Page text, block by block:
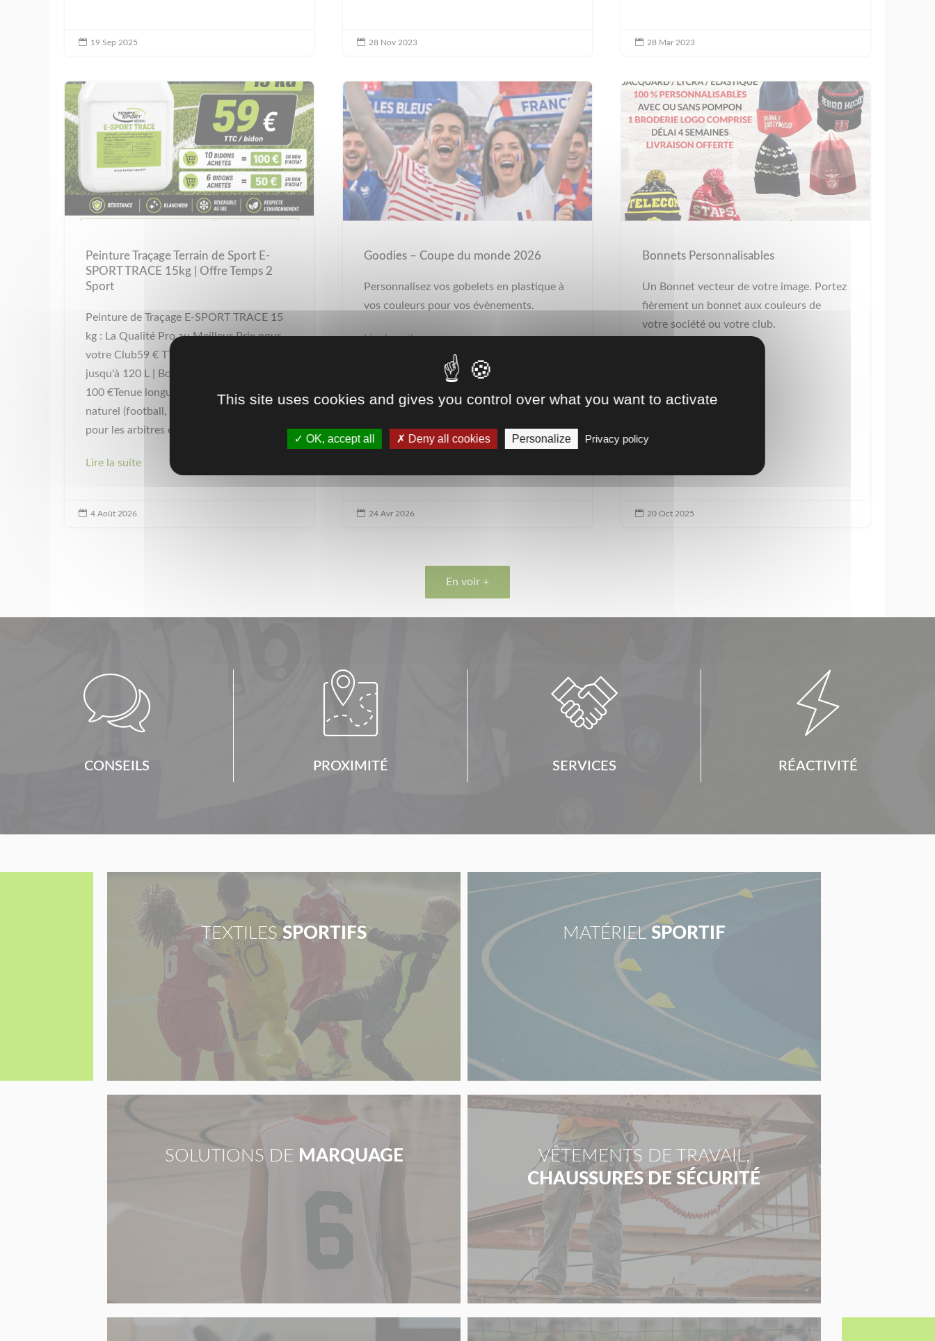
 19 Sep 2025  28 Nov 2023  28 Mar 2023
Peinture Traçage Terrain de Sport E-
SPORT TRACE 15kg | Offre Temps 2
Sport
Peinture de Traçage E-SPORT TRACE 15
kg : La Qualité Pro au Meilleur Prix pour
votre Club59 € TTC le bidon | Rendement
jusqu'à 120 L | Bon d'achat offert jusqu'à
100 €Tenue longue durée sur gazon
naturel (football, rugbyVisibilité maximale
pour les arbitres et...
Lire la suite
 4 Août 2026
Goodies – Coupe du monde 2026
Personnalisez vos gobelets en plastique à
vos couleurs pour vos évènements.
Lire la suite
 24 Avr 2026
Bonnets Personnalisables
Un Bonnet vecteur de votre image. Portez
fièrement un bonnet aux couleurs de
votre société ou votre club.
 20 Oct 2025
En voir +

CONSEILS

PROXIMITÉ

SERVICES

RÉACTIVITÉ
TEXTILES SPORTIFS MATÉRIEL SPORTIF
SOLUTIONS DE MARQUAGE
VÊTEMENTS DE TRAVAIL,
CHAUSSURES DE SÉCURITÉ
This site uses cookies and gives you control over what you want to activate
OK, accept all Deny all cookies Personalize Privacy policy